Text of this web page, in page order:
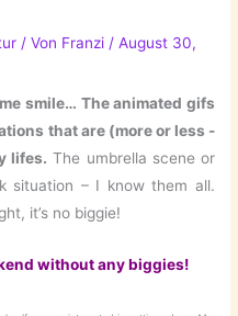
/ Von Franzi/August 30,
smile… The animated gifs
that are (more or less -
lifes. The umbrella scene or
situation – I know them all.
it’s no biggie!
without any biggies!